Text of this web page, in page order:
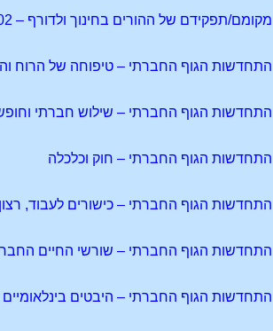
מקומם/תפקידם של ההורים בחינוך ולדורף – 02
התחדשות הגוף החברתי – טיפוחה של הרוח
התחדשות הגוף החברתי – שילוש חברתי וחופש
התחדשות הגוף החברתי – חוק וכלכלה
התחדשות הגוף החברתי – כישורים לעבוד,
התחדשות הגוף החברתי – שורשי החיים
התחדשות הגוף החברתי – היבטים